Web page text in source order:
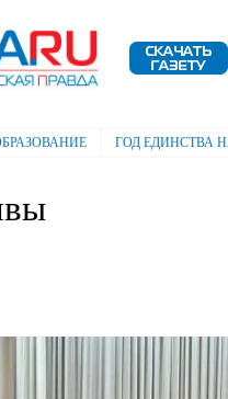
ГОД ЕДИНСТВА